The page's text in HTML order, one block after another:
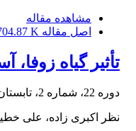
مشاهده مقاله
اصل مقاله K
تأثیر گیاه
دوره 22، شماره 2، تابستان 1399، صفحه
نظر اکبری زاده، علی